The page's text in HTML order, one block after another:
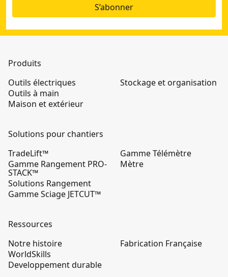
S’abonner
Produits
Outils électriques
Outils à main
Maison et extérieur
Stockage et organisation
Solutions pour chantiers
TradeLift™
Gamme Rangement PRO-
STACK™
Solutions Rangement
Gamme Sciage JETCUT™
Gamme Télémètre
Mètre
Ressources
Notre histoire
WorldSkills
Developpement durable
Fabrication Française